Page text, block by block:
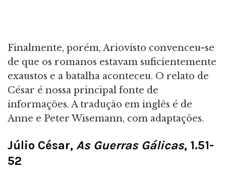
Finalmente, porém, Ariovisto convenceu-se
de que os romanos estavam suficientemente
exaustos e a batalha aconteceu. O relato de
César é nossa principal fonte de
informações. A tradução em inglês é de
Anne e Peter Wisemann, com adaptações.
Júlio César, As Guerras Gálicas, 1.51-
52